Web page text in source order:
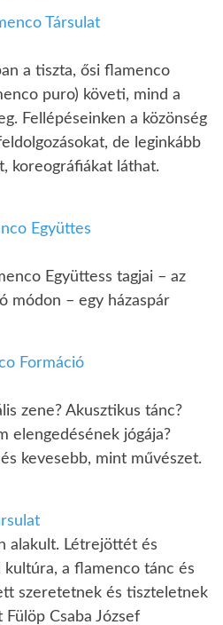
Társulat
a tiszta, ősi flamenco
puro) követi, mind a
Fellépéseinken a közönség
de leginkább
koreográfiákat láthat.
Együttes
Együttess tagjai – az
módon – egy házaspár
Formáció
zene? Akusztikus tánc?
elengedésének jógája?
kevesebb, mint művészet.
alakult. Létrejöttét és
kultúra, a flamenco tánc és
szeretetnek és tiszteletnek
Fülöp Csaba József